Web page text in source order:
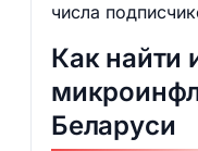
числа
Как найти
Беларуси